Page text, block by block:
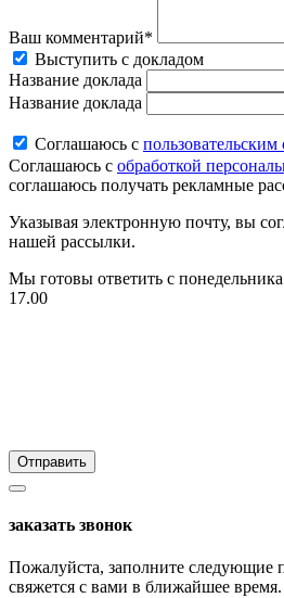
Ваш комментарий*
Выступить с докладом
Название доклада
Название доклада
Соглашаюсь c
Соглашаюсь c обработкой
соглашаюсь получать рекламные
Указывая электронную почту, вы
нашей рассылки.
Мы готовы ответить с
17.00
заказать звонок
Пожалуйста, заполните следующие
свяжется с вами в ближайшее время.